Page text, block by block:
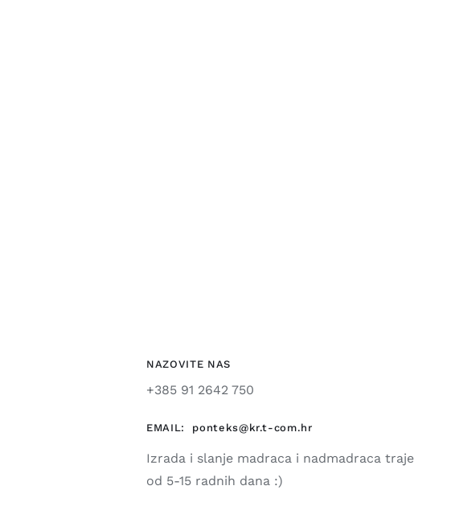
NAZOVITE NAS
+385 91 2642 750
EMAIL: ponteks@kr.t-com.hr
Izrada i slanje madraca i nadmadraca traje
od 5-15 radnih dana :)